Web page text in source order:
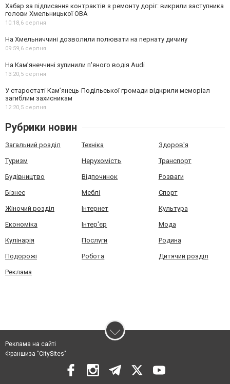
Хабар за підписання контрактів з ремонту доріг: викрили заступника
голови Хмельницької ОВА
10:18,6 серпня
На Хмельниччині дозволили полювати на пернату дичину
09:59,6 серпня
На Камʼянеччині зупинили п'яного водія Audi
13:20,5 серпня
У старостаті Кам’янець-Подільської громади відкрили меморіал
загиблим захисникам
12:20,5 серпня
Рубрики новин
Загальний розділ Техніка Здоров'я
Туризм Нерухомість Транспорт
Будівництво Відпочинок Розваги
Бізнес Меблі Спорт
Жіночий розділ Інтернет Культура
Економіка Інтер'єр Мода
Кулінарія Послуги Родина
Подорожі Робота Дитячий розділ
Реклама
Реклама на сайті
Франшиза "CitySites"